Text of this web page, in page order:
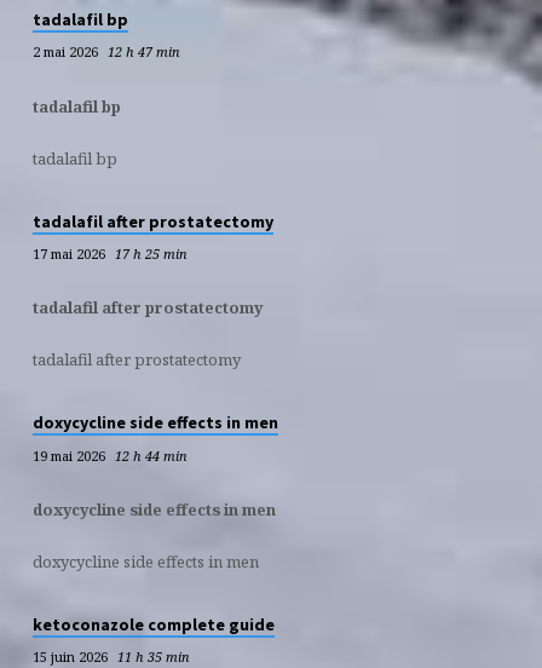
tadalafil bp
2 mai 2026 12 h 47 min
tadalafil bp
tadalafil bp
tadalafil after prostatectomy
17 mai 2026 17 h 25 min
tadalafil after prostatectomy
tadalafil after prostatectomy
doxycycline side effects in men
19 mai 2026 12 h 44 min
doxycycline side effects in men
doxycycline side effects in men
ketoconazole complete guide
15 juin 2026 11 h 35 min